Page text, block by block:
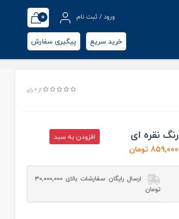
ورود / ثبت نام 0
خرید سریع پیگیری سفارش
از 0 رای
رنگ نقره ای
859,000 تومان
افزودن به سبد
ارسال رایگان سفارشات بالای 30,000,000
تومان